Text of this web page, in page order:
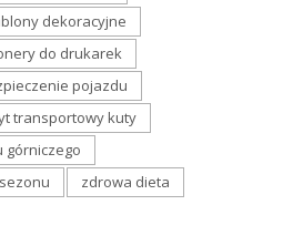
dekoracyjne
do drukarek
pojazdu
transportowy kuty
górniczego
zdrowa dieta